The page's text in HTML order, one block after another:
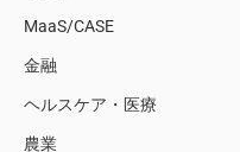
MaaS/CASE
金融
ヘルスケア・医療
農業